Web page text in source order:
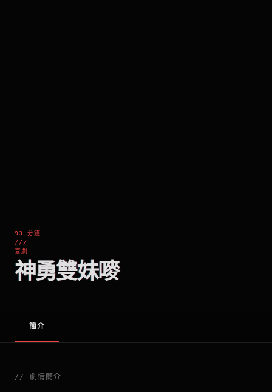
93 分鐘
///
喜劇
神勇雙妹嘜
簡介
// 劇情簡介